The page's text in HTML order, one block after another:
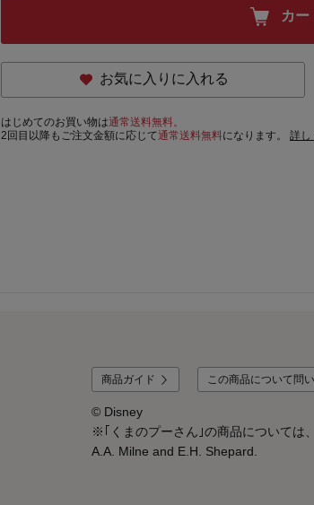
カー
お気に入りに入れる
はじめてのお買い物は通常送料無料。
2回目以降もご注文金額に応じて通常送料無料になります。詳し
商品ガイド この商品について問
© Disney
※｢くまのプーさん｣の商品については
A.A. Milne and E.H. Shepard.